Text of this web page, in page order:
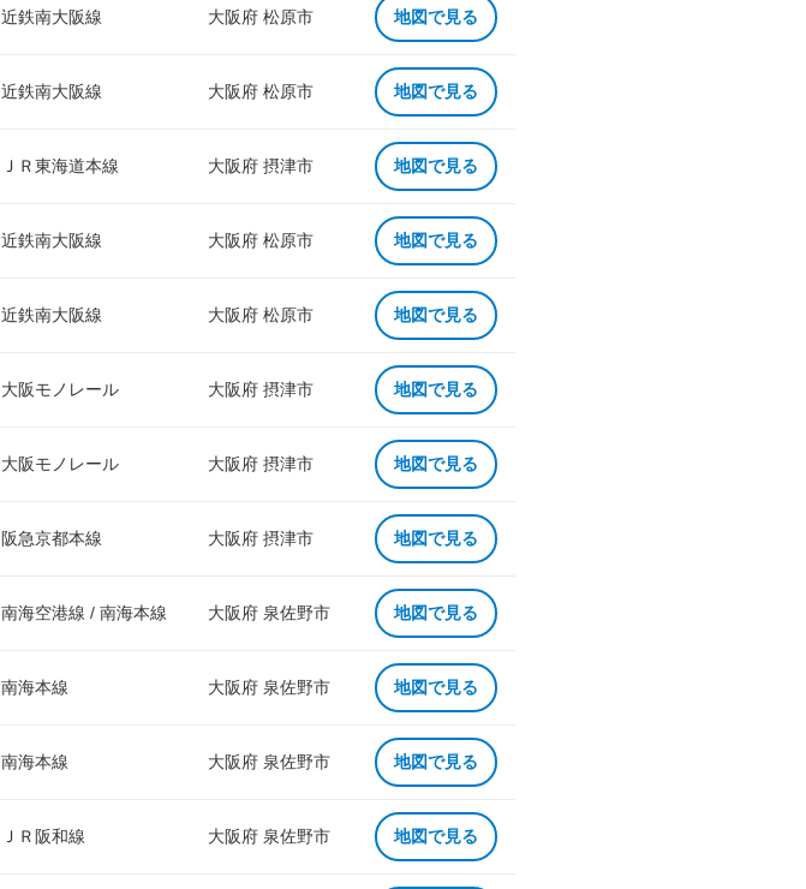
近鉄南大阪線 大阪府 松原市 地図で見る
近鉄南大阪線 大阪府 松原市 地図で見る
ＪＲ東海道本線 大阪府 摂津市 地図で見る
近鉄南大阪線 大阪府 松原市 地図で見る
近鉄南大阪線 大阪府 松原市 地図で見る
大阪モノレール 大阪府 摂津市 地図で見る
大阪モノレール 大阪府 摂津市 地図で見る
阪急京都本線 大阪府 摂津市 地図で見る
南海空港線 / 南海本線 大阪府 泉佐野市 地図で見る
南海本線 大阪府 泉佐野市 地図で見る
南海本線 大阪府 泉佐野市 地図で見る
ＪＲ阪和線 大阪府 泉佐野市 地図で見る